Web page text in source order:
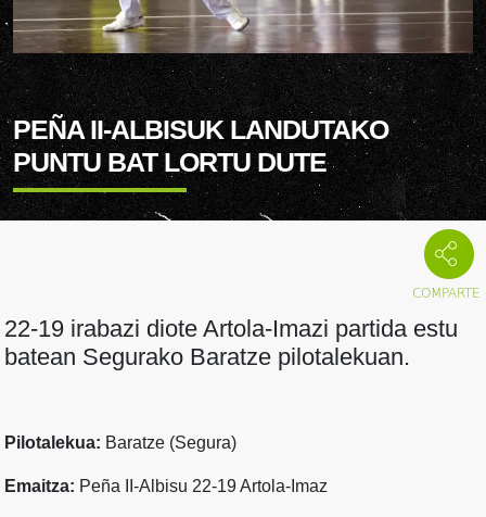
PEÑA II-ALBISUK LANDUTAKO
PUNTU BAT LORTU DUTE
22-19 irabazi diote Artola-Imazi partida estu
batean Segurako Baratze pilotalekuan.
Pilotalekua: Baratze (Segura)
Emaitza: Peña II-Albisu 22-19 Artola-Imaz